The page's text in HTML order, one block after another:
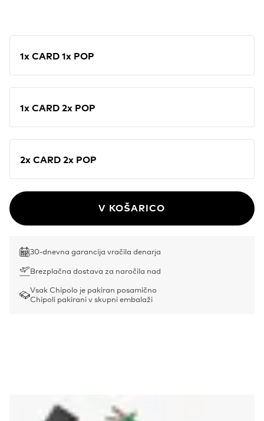
1x CARD 1x POP
1x CARD 2x POP
2x CARD 2x POP
V KOŠARICO
30-dnevna garancija vračila denarja
Brezplačna dostava za naročila nad
Vsak Chipolo je pakiran posamično
Chipoli pakirani v skupni embalaži